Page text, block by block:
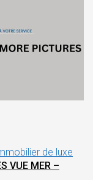
de luxe
VUE MER –